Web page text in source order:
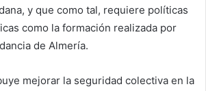
y que como tal, requiere políticas
como la formación realizada por
de Almería.
mejorar la seguridad colectiva en la